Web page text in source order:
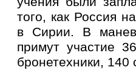
того, как Россия
в Сирии. В
примут участие
бронетехники, 140